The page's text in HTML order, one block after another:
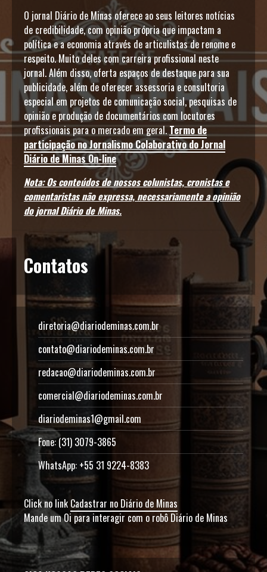
O jornal Diário de Minas oferece ao seus leitores notícias
de credibilidade, com opinião própria que impactam a
política e a economia através de articulistas de renome e
respeito. Muito deles com carreira profissional neste
jornal. Além disso, oferta espaços de destaque para sua
publicidade, além de oferecer assessoria e consultoria
especial em projetos de comunicação social, pesquisas de
opinião e produção de documentários com locutores
profissionais para o mercado em geral.Termo de
participação no Jornalismo Colaborativo do Jornal
Diário de Minas On-line
Nota: Os conteúdos de nossos colunistas, cronistas e
comentaristas não expressa, necessariamente a opinião
do jornal Diário de Minas.
Contatos
diretoria@diariodeminas.com.br
contato@diariodeminas.com.br
redacao@diariodeminas.com.br
comercial@diariodeminas.com.br
diariodeminas1@gmail.com
Fone: (31) 3079-3865
WhatsApp: +55 31 9224-8383
Click no link Cadastrar no Diário de Minas
Mande um Oi para interagir com o robô Diário de Minas